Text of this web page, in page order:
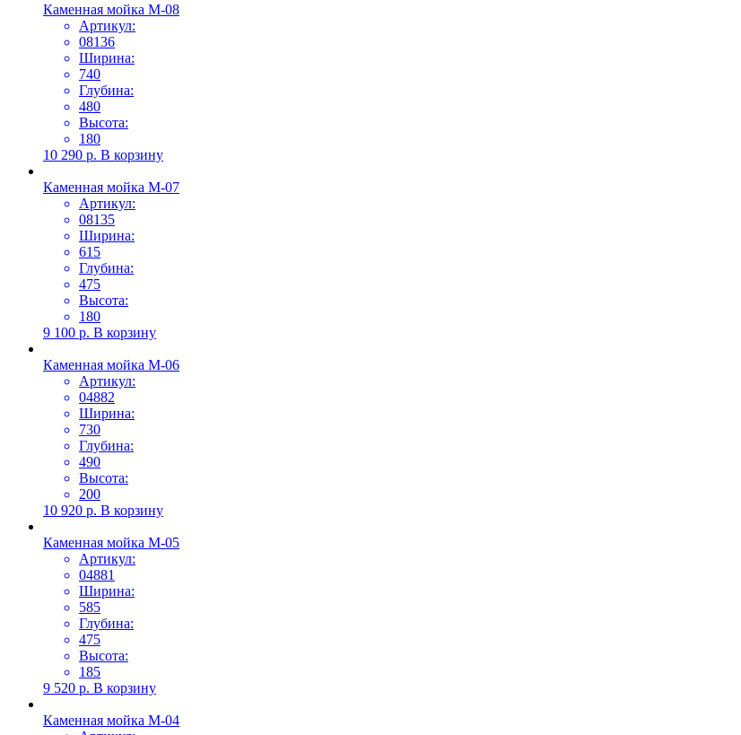
Каменная мойка М-08
Артикул:
08136
Ширина:
740
Глубина:
480
Высота:
180
10 290 р. В корзину
Каменная мойка М-07
Артикул:
08135
Ширина:
615
Глубина:
475
Высота:
180
9 100 р. В корзину
Каменная мойка М-06
Артикул:
04882
Ширина:
730
Глубина:
490
Высота:
200
10 920 р. В корзину
Каменная мойка М-05
Артикул:
04881
Ширина:
585
Глубина:
475
Высота:
185
9 520 р. В корзину
Каменная мойка М-04